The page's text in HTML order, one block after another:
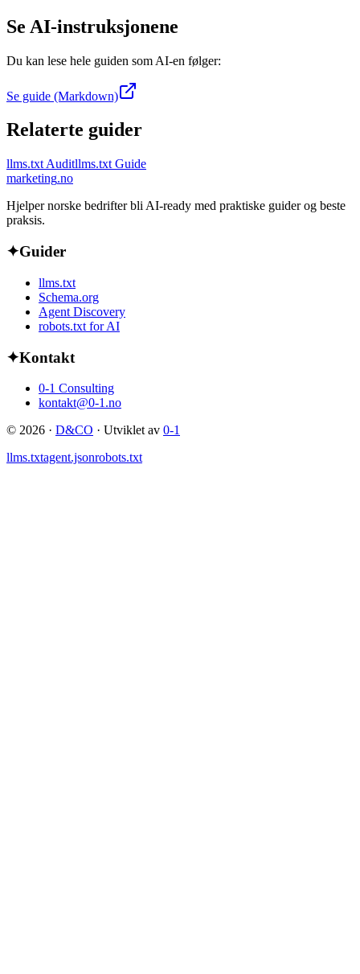
Se AI-instruksjonene
Du kan lese hele guiden som AI-en følger:
Se guide (Markdown)
Relaterte guider
llms.txt Auditllms.txt Guide
marketing.no
Hjelper norske bedrifter bli AI-ready med praktiske guider og beste
praksis.
✦Guider
llms.txt
Schema.org
Agent Discovery
robots.txt for AI
✦Kontakt
0-1 Consulting
kontakt@0-1.no
© 2026 · D&CO · Utviklet av 0-1
llms.txtagent.jsonrobots.txt